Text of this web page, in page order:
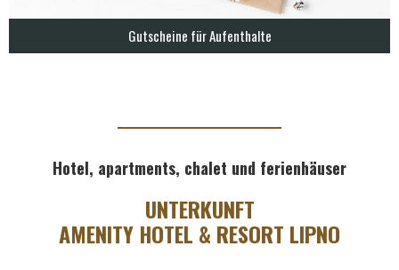
Gutscheine für Aufenthalte
Hotel, apartments, chalet und ferienhäuser
UNTERKUNFT
AMENITY HOTEL & RESORT LIPNO